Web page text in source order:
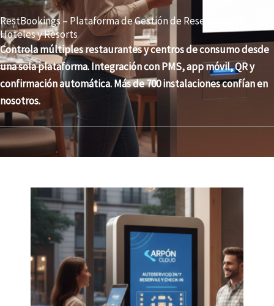
RestBookings – Plataforma de Gestión de Reservas para
Hoteles y Resorts
Controla múltiples restaurantes y centros de consumo desde
una sola plataforma. Integración con PMS, app móvil, QR y
confirmación automática. Más de 700 instalaciones confían en
nosotros.